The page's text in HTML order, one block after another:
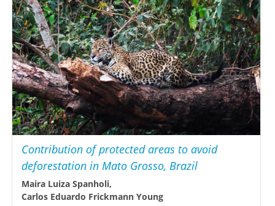
Contribution of protected areas to avoid
deforestation in Mato Grosso, Brazil
Maira Luiza Spanholi,
Carlos Eduardo Frickmann Young